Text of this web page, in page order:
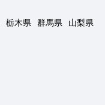
栃木県 群馬県
山梨県